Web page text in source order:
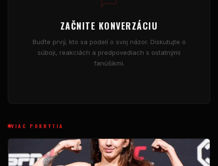
ZAČNITE KONVERZÁCIU
Buďte prvý, kto sa podelí o svoj názor. Diskutujte o
súboji, reakciách a predpovediach s ostatnými
fanúšikmi.
VIAC POKRYTIA